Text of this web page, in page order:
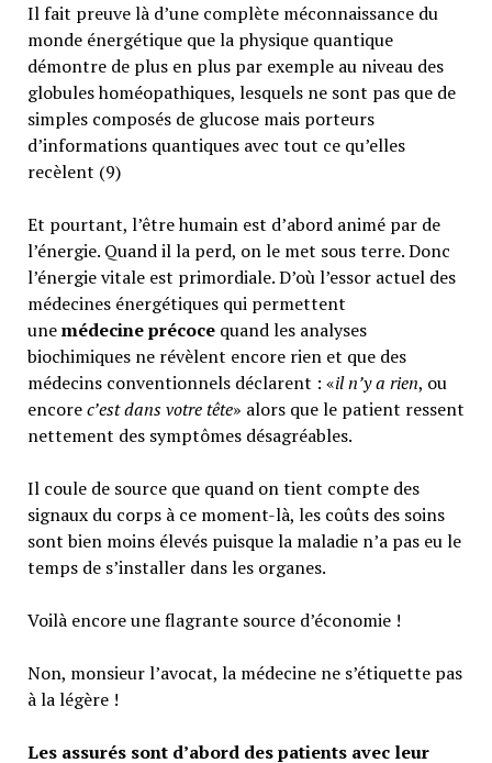
Il fait preuve là d’une complète méconnaissance du
monde énergétique que la physique quantique
démontre de plus en plus par exemple au niveau des
globules homéopathiques, lesquels ne sont pas que de
simples composés de glucose mais porteurs
d’informations quantiques avec tout ce qu’elles
recèlent (9)
Et pourtant, l’être humain est d’abord animé par de
l’énergie. Quand il la perd, on le met sous terre. Donc
l’énergie vitale est primordiale. D’où l’essor actuel des
médecines énergétiques qui permettent
unemédecine précoce quand les analyses
biochimiques ne révèlent encore rien et que des
médecins conventionnels déclarent : «il n’y a rien, ou
encorec’est dans votre tête» alors que le patient ressent
nettement des symptômes désagréables.
Il coule de source que quand on tient compte des
signaux du corps à ce moment-là, les coûts des soins
sont bien moins élevés puisque la maladie n’a pas eu le
temps de s’installer dans les organes.
Voilà encore une flagrante source d’économie !
Non, monsieur l’avocat, la médecine ne s’étiquette pas
à la légère !
Les assurés sont d’abord des patients avec leur